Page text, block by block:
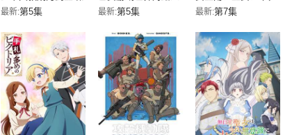
二季
最新:第5集
角色很不友好 第二季
最新:第5集
我是杂役女仆（自
最新:第7集